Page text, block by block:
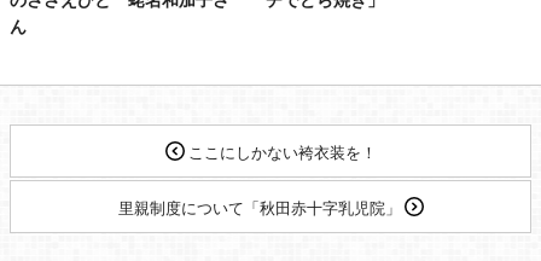
ん
ここにしかない袴衣装を！
里親制度について「秋田赤十字乳児院」